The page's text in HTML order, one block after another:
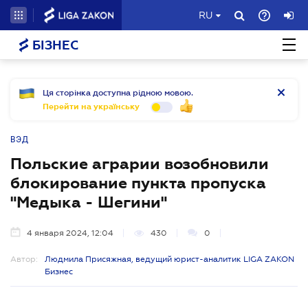
RU
БІЗНЕС
Ця сторінка доступна рідною мовою.
Перейти на українську
ВЭД
Польские аграрии возобновили
блокирование пункта пропуска
"Медыка - Шегини"
4 января 2024, 12:04 430 0
Автор:
Людмила Присяжная, ведущий юрист-аналитик LIGA ZAKON
Бизнес